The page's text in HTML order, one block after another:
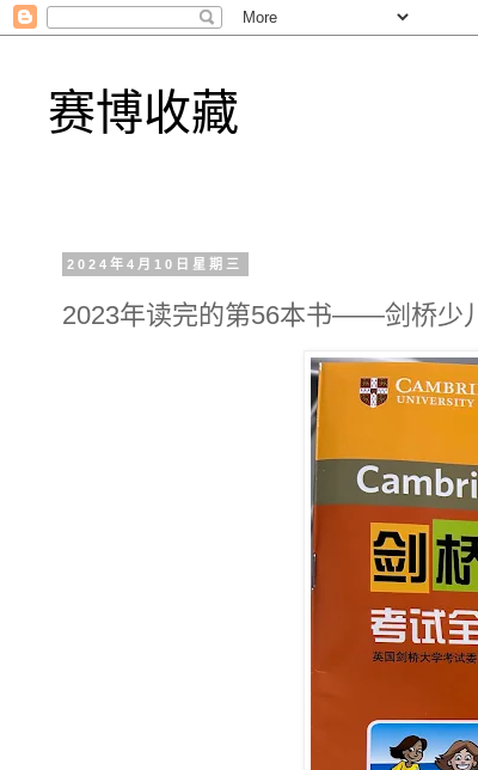
赛博收藏
2024年4月10日星期三
2023年读完的第56本书——剑桥少